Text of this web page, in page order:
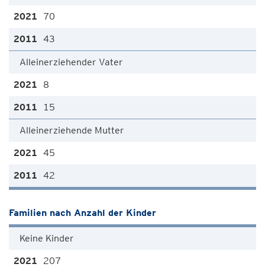
70
43
Alleinerziehender Vater
8
15
Alleinerziehende Mutter
45
42
Familien nach Anzahl der Kinder
Keine Kinder
207